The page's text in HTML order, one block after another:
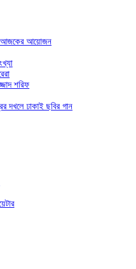
আজকের আয়োজন
শরিফ
দখলে ঢাকাই ছবির গান